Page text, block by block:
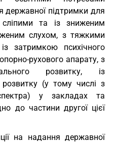
державної підтримки для
та із зниженим
слухом, з тяжкими
затримкою психічного
рухового апарату, з
розвитку, із
(у тому числі з
у закладах та
до частини другої цієї
на надання державної